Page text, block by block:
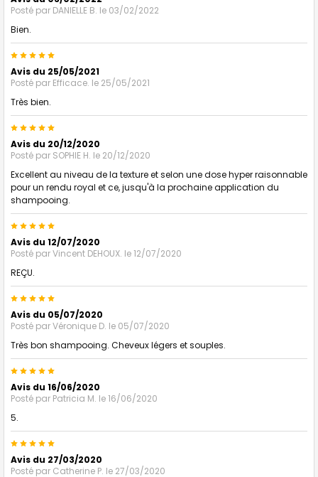
Posté par DANIELLE B. le 03/02/2022
Bien.
5
Avis du 25/05/2021
Posté par Efficace. le 25/05/2021
Très bien.
5
Avis du 20/12/2020
Posté par SOPHIE H. le 20/12/2020
Excellent au niveau de la texture et selon une dose hyper raisonnable
pour un rendu royal et ce, jusqu'à la prochaine application du
shampooing.
5
Avis du 12/07/2020
Posté parVincent DEHOUX. le 12/07/2020
REÇU.
5
Avis du 05/07/2020
Posté parVéronique D. le 05/07/2020
Très bon shampooing. Cheveux légers et souples.
5
Avis du 16/06/2020
Posté par Patricia M. le 16/06/2020
5.
5
Avis du 27/03/2020
Posté par Catherine P. le 27/03/2020